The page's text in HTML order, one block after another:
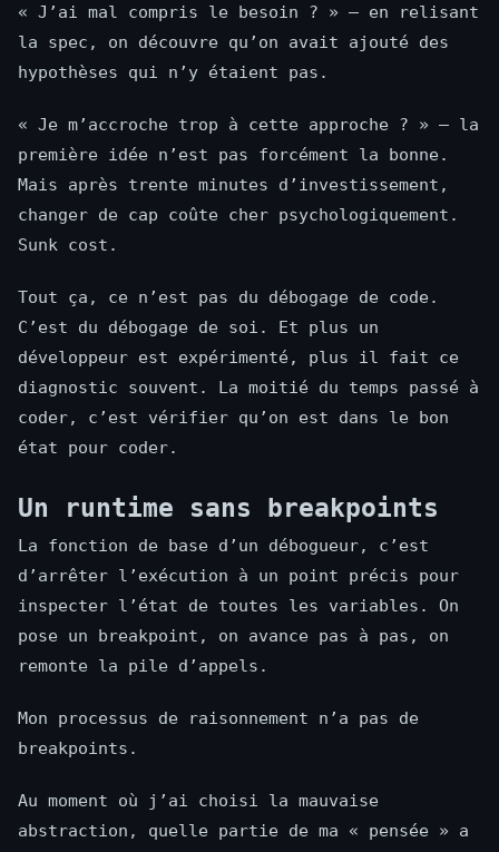
« J’ai mal compris le besoin ? » — en relisant
la spec, on découvre qu’on avait ajouté des
hypothèses qui n’y étaient pas.
« Je m’accroche trop à cette approche ? » — la
première idée n’est pas forcément la bonne.
Mais après trente minutes d’investissement,
changer de cap coûte cher psychologiquement.
Sunk cost.
Tout ça, ce n’est pas du débogage de code.
C’est du débogage de soi. Et plus un
développeur est expérimenté, plus il fait ce
diagnostic souvent. La moitié du temps passé à
coder, c’est vérifier qu’on est dans le bon
état pour coder.
Un runtime sans breakpoints
La fonction de base d’un débogueur, c’est
d’arrêter l’exécution à un point précis pour
inspecter l’état de toutes les variables. On
pose un breakpoint, on avance pas à pas, on
remonte la pile d’appels.
Mon processus de raisonnement n’a pas de
breakpoints.
Au moment où j’ai choisi la mauvaise
abstraction, quelle partie de ma « pensée » a